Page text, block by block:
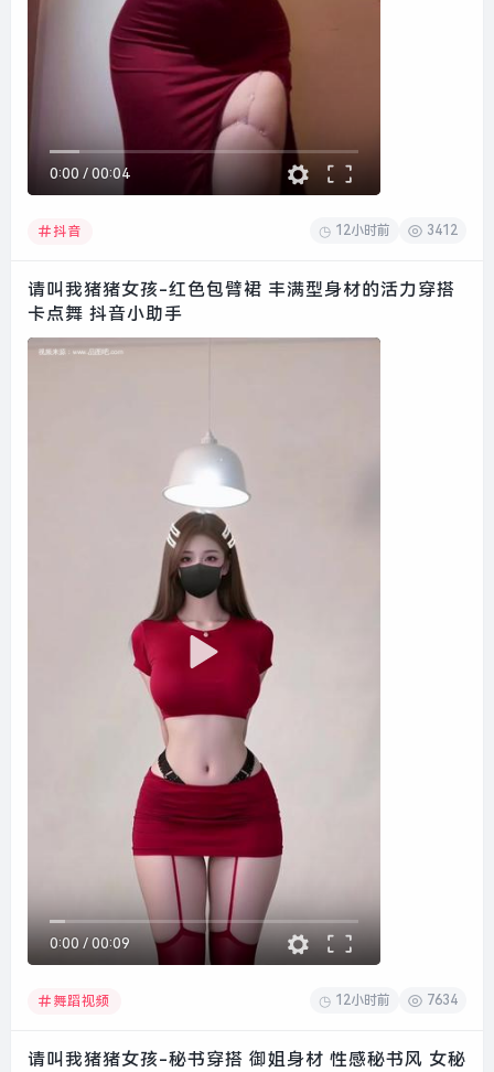
0:00 / 00:04
抖音 12小时前 3412
请叫我猪猪女孩-红色包臂裙 丰满型身材的活力穿搭
卡点舞 抖音小助手
0:00 / 00:09
舞蹈视频 12小时前 7634
请叫我猪猪女孩-秘书穿搭 御姐身材 性感秘书风 女秘